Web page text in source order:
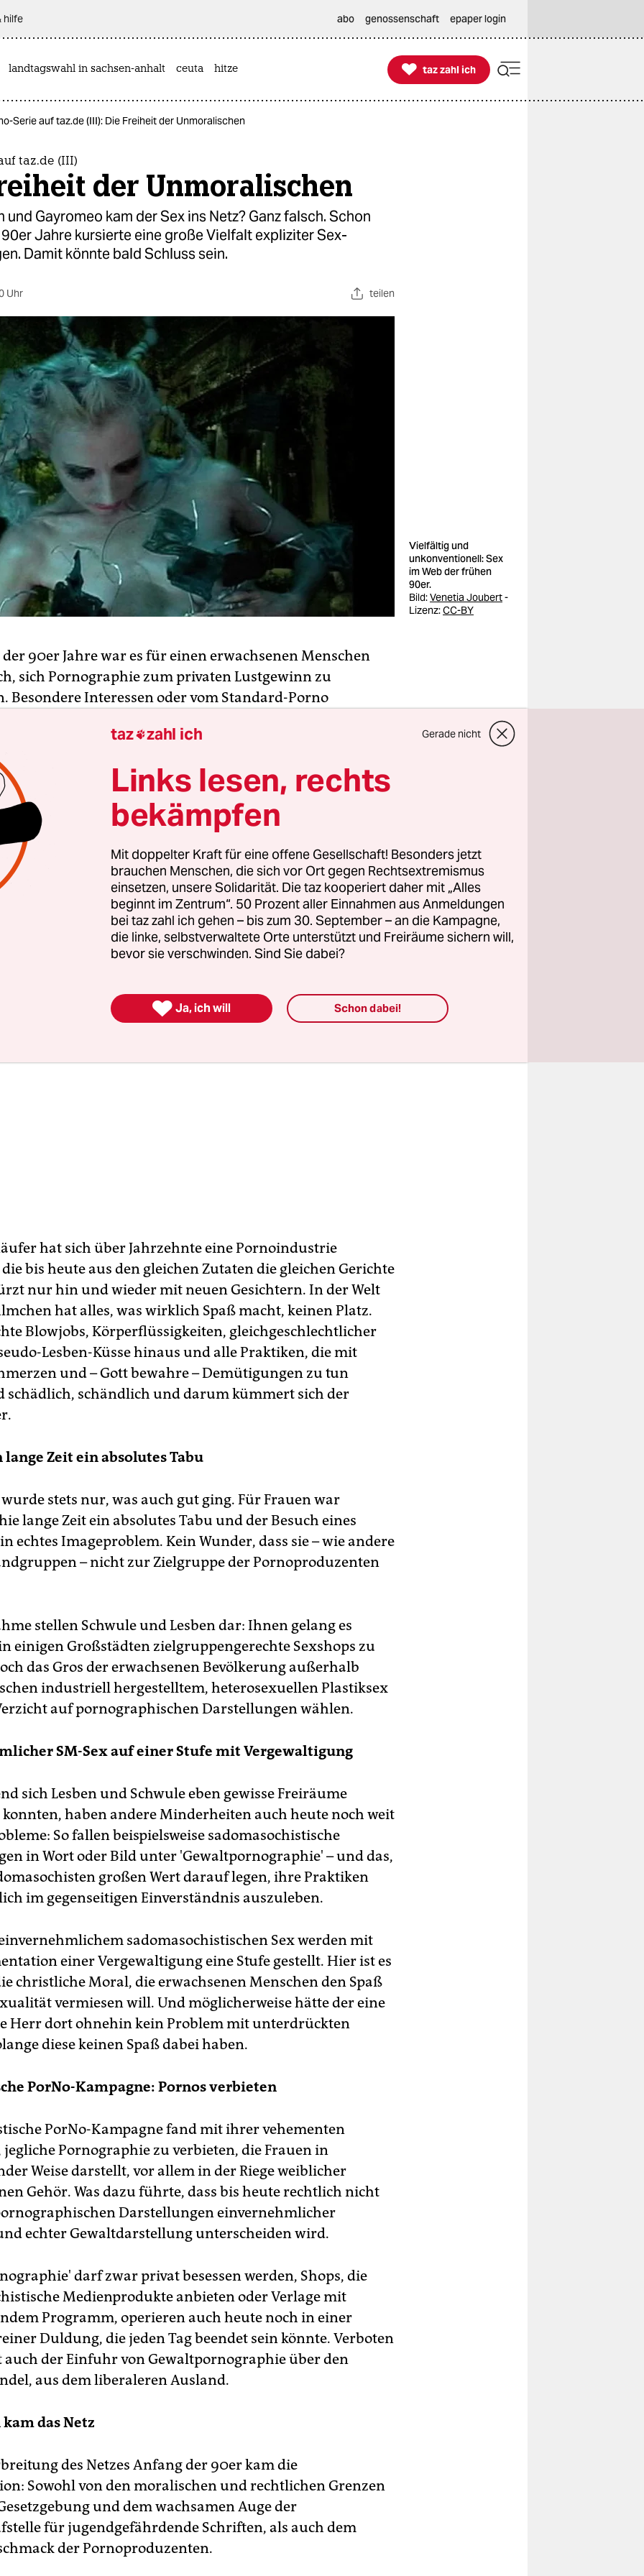
hilfe abo genossenschaft epaper login
landtagswahl in sachsen-anhalt ceuta hitze 
taz zahl ich
taz zahl ich
Serie auf taz.de (III): Die Freiheit der Unmoralischen
taz.de (III)
der Unmoralischen
und Gayromeo kam der Sex ins Netz? Ganz falsch. Schon
Jahre kursierte eine große Vielfalt expliziter Sex-
Damit könnte bald Schluss sein.
Uhr teilen
Vielfältig und
unkonventionell: Sex
im Web der frühen
90er.
Bild:Venetia Joubert-
Lizenz:CC-BY
90er Jahre war es für einen erwachsenen Menschen
sich Pornographie zum privaten Lustgewinn zu
Besondere Interessen oder vom Standard-Porno
einmal abgesehen - und wenn man sich als Frau schon
Mantelkragen in einen Sexshop wagte,
sich mit Werken begnügen, die sich an ein männliches
Kunden auf Sexshops als einzigen Vertriebsweg
waren, bestimmte die Industrie das Angebot. Die haben
und Einrichtung auf eine ganz bestimmte Zielgruppe
bieten denen Riesenbrüste und Riesenschwänze in den
"obszön", "künstlich", "übertrieben" und
hat sich über Jahrzehnte eine Pornoindustrie
bis heute aus den gleichen Zutaten die gleichen Gerichte
nur hin und wieder mit neuen Gesichtern. In der Welt
hat alles, was wirklich Spaß macht, keinen Platz.
Blowjobs, Körperflüssigkeiten, gleichgeschlechtlicher
Lesben-Küsse hinaus und alle Praktiken, die mit
und – Gott bewahre – Demütigungen zu tun
schädlich, schändlich und darum kümmert sich der
lange Zeit ein absolutes Tabu
stets nur, was auch gut ging. Für Frauen war
lange Zeit ein absolutes Tabu und der Besuch eines
echtes Imageproblem. Kein Wunder, dass sie – wie andere
– nicht zur Zielgruppe der Pornoproduzenten
stellen Schwule und Lesben dar: Ihnen gelang es
einigen Großstädten zielgruppengerechte Sexshops zu
das Gros der erwachsenen Bevölkerung außerhalb
industriell hergestelltem, heterosexuellen Plastiksex
auf pornographischen Darstellungen wählen.
SM-Sex auf einer Stufe mit Vergewaltigung
sich Lesben und Schwule eben gewisse Freiräume
haben andere Minderheiten auch heute noch weit
So fallen beispielsweise sadomasochistische
in Wort oder Bild unter 'Gewaltpornographie' – und das,
großen Wert darauf legen, ihre Praktiken
im gegenseitigen Einverständnis auszuleben.
sadomasochistischen Sex werden mit
einer Vergewaltigung eine Stufe gestellt. Hier ist es
christliche Moral, die erwachsenen Menschen den Spaß
vermiesen will. Und möglicherweise hätte der eine
Herr dort ohnehin kein Problem mit unterdrückten
diese keinen Spaß dabei haben.
PorNo-Kampagne: Pornos verbieten
PorNo-Kampagne fand mit ihrer vehementen
Pornographie zu verbieten, die Frauen in
Weise darstellt, vor allem in der Riege weiblicher
Gehör. Was dazu führte, dass bis heute rechtlich nicht
Darstellungen einvernehmlicher
echter Gewaltdarstellung unterscheiden wird.
darf zwar privat besessen werden, Shops, die
Medienprodukte anbieten oder Verlage mit
Programm, operieren auch heute noch in einer
Duldung, die jeden Tag beendet sein könnte. Verboten
auch der Einfuhr von Gewaltpornographie über den
aus dem liberaleren Ausland.
das Netz
des Netzes Anfang der 90er kam die
Sowohl von den moralischen und rechtlichen Grenzen
und dem wachsamen Auge der
für jugendgefährdende Schriften, als auch dem
der Pornoproduzenten.
taz zahl ich Gerade nicht
Links lesen, rechts
bekämpfen
Mit doppelter Kraft für eine offene Gesellschaft! Besonders jetzt
brauchen Menschen, die sich vor Ort gegen Rechtsextremismus
einsetzen, unsere Solidarität. Die taz kooperiert daher mit „Alles
beginnt im Zentrum“. 50 Prozent aller Einnahmen aus Anmeldungen
bei taz zahl ich gehen – bis zum 30. September – an die Kampagne,
die linke, selbstverwaltete Orte unterstützt und Freiräume sichern will,
bevor sie verschwinden. Sind Sie dabei?
 Ja, ich will Schon dabei!